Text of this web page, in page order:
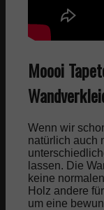
Moooi
Wenn wir
natürlich auch
lassen. Die
keine
Holz andere
um eine